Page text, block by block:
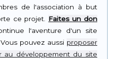
de l'association à but
ce projet. Faites un don
l'aventure d'un site
pouvez aussi proposer
au développement du site